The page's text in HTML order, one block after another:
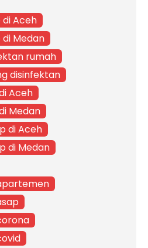
di Aceh
di Medan
rumah
disinfektan
Aceh
Medan
di Aceh
di Medan